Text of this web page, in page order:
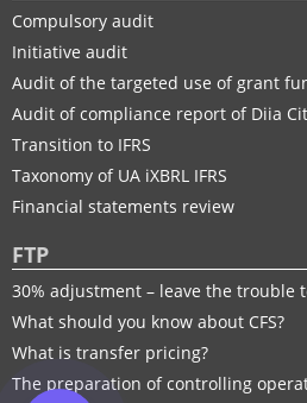
Compulsory audit
Initiative audit
Audit of the targeted use of grant
Audit of compliance report of Diia
Transition to IFRS
Taxonomy of UA іXBRL IFRS
Financial statements review
FTP
30% adjustment – leave the trouble
What should you know about CFS?
What is transfer pricing?
The preparation of controlling